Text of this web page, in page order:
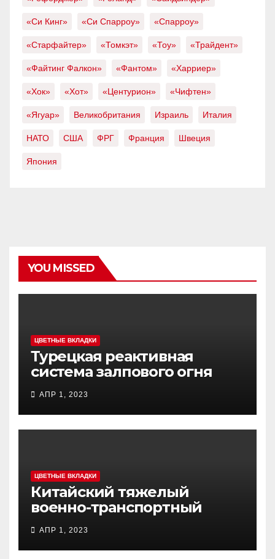
«Си Кинг» «Си Спарроу» «Спарроу»
«Старфайтер» «Томкэт» «Тоу» «Трайдент»
«Файтинг Фалкон» «Фантом» «Харриер»
«Хок» «Хот» «Центурион» «Чифтен»
«Ягуар» Великобритания Израиль Италия
НАТО США ФРГ Франция Швеция
Япония
YOU MISSED
ЦВЕТНЫЕ ВКЛАДКИ
Турецкая реактивная
система залпового огня
MCL (Multi-Caliber Launcher)
АПР 1, 2023
ЦВЕТНЫЕ ВКЛАДКИ
Китайский тяжелый
военно-транспортный
самолет (BTC) Y-20
(«ЮНЬ-20») «Куньпин»
АПР 1, 2023